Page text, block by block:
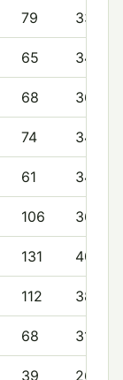
79 33.3
65 34.0
68 36.3
74 34.8
61 34.3
106 36.1
131 40.3
112 38.2
68 31.7
39 26.5